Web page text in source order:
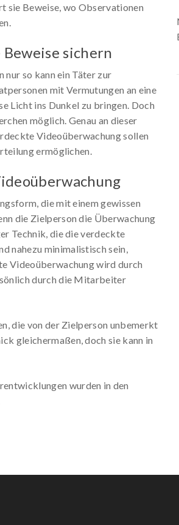
sie Beweise, wo Observationen
sichern
nur so kann ein Täter zur
mit Vermutungen an eine
Licht ins Dunkel zu bringen. Doch
möglich. Genau an dieser
Videoüberwachung sollen
ermöglichen.
die mit einem gewissen
die Zielperson die Überwachung
Technik, die die verdeckte
nahezu minimalistisch sein,
Videoüberwachung wird durch
durch die Mitarbeiter
die von der Zielperson unbemerkt
gleichermaßen, doch sie kann in
wurden in den